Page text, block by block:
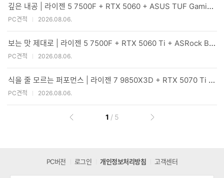
깊은 내공 | 라이젠 5 7500F + RTX 5060 + ASUS TUF Gaming B650EM-E WIFI
PC견적 2026.08.06.
보는 맛 제대로 | 라이젠 5 7500F + RTX 5060 Ti + ASRock B650M PG Riptide WiFi White
PC견적 2026.08.06.
식을 줄 모르는 퍼포먼스 | 라이젠 7 9850X3D + RTX 5070 Ti + Apacer DDR5-5200 CL40 NOX RGB BLACK
PC견적 2026.08.06.
이
지
현
지
1 / 총
5
다
지
PC버전 로그인 개인정보처리방침 고객센터